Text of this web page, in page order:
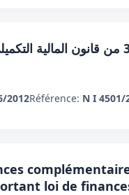
2012Référence: N I 4501/
loi de